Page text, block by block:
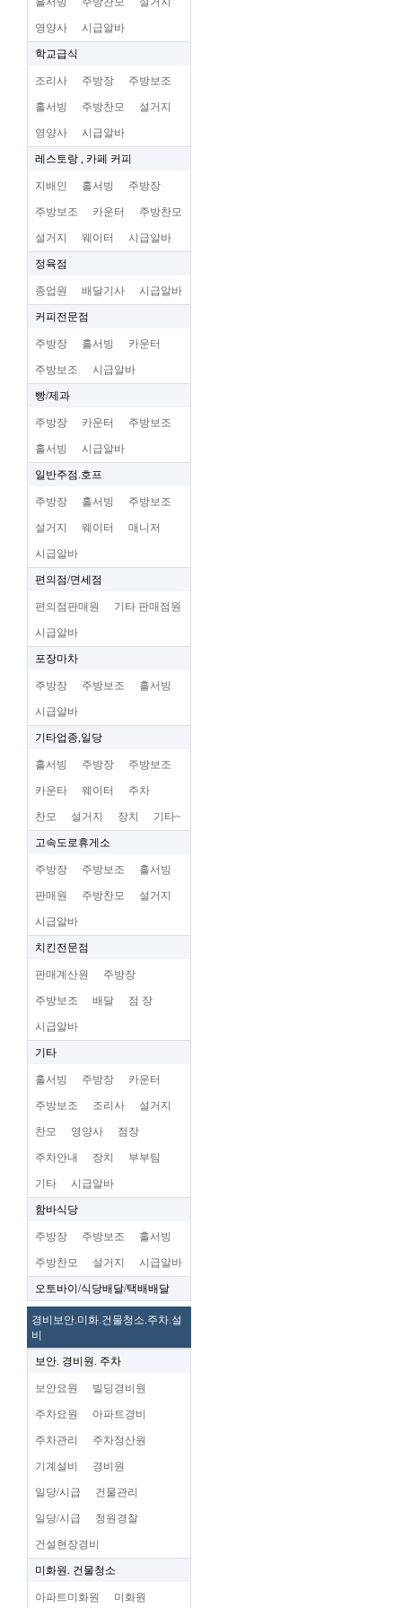
영양사 시급알바
학교급식
조리사 주방장 주방보조
홀서빙 주방찬모 설거지
영양사 시급알바
레스토랑 , 카페 커피
지배인 홀서빙 주방장
주방보조 카운터 주방찬모
설거지 웨이터 시급알바
정육점
종업원 배달기사 시급알바
커피전문점
주방장 홀서빙 카운터
주방보조 시급알바
빵/제과
주방장 카운터 주방보조
홀서빙 시급알바
일반주점.호프
주방장 홀서빙 주방보조
설거지 웨이터 매니저
시급알바
편의점/면세점
편의점판매원 기타 판매점원
시급알바
포장마차
주방장 주방보조 홀서빙
시급알바
기타업종,일당
홀서빙 주방장 주방보조
카운타 웨이터 주차
찬모 설거지 장치 기타~
고속도로휴게소
주방장 주방보조 홀서빙
판매원 주방찬모 설거지
시급알바
치킨전문점
판매계산원 주방장
주방보조 배달 점 장
시급알바
기타
홀서빙 주방장 카운터
주방보조 조리사 설거지
찬모 영양사 점장
주차안내 장치 부부팀
기타 시급알바
함바식당
주방장 주방보조 홀서빙
주방찬모 설거지 시급알바
오토바이/식당배달/택배배달
경비보안.미화.건물청소.주차.설
비
보안. 경비원. 주차
보안요원 빌딩경비원
주차요원 아파트경비
주차관리 주차정산원
기계설비 경비원
일당/시급 건물관리
일당/시급 청원경찰
건설현장경비
미화원. 건물청소
아파트미화원 미화원